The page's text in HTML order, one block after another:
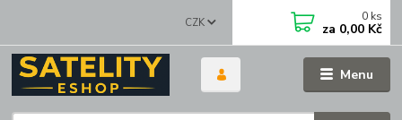
Menu
CZK 0 ks
za 0,00 Kč